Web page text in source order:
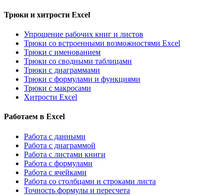
Трюки и хитрости Excel
Упрощение рабочих книг и листов
Трюки со встроенными возможностями Excel
Трюки с именованием
Трюки со сводными таблицами
Трюки с диаграммами
Трюки с формулами и функциями
Трюки с макросами
Хитрости Excel
Работаем в Excel
Работа с данными
Работа с диаграммой
Работа с листами книги
Работа с формулами
Работа с ячейками
Работа со столбцами и строками листа
Точность формулы и пересчета